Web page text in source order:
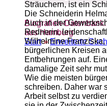
Biografien-
aus Hamburg
Start»Erweiterte
Sträuchern, ist ein
Die Schneiderin
Auch in der
Rednerin,
Wilhelmine Franziska,
bürgerlichen Kreisen
Entbehrungen auf.
damalige Zeit sehr
Wie die meisten
schreiben. Daher war
Arbeit selbst zu